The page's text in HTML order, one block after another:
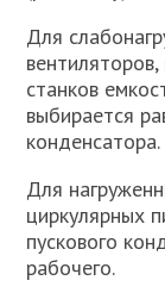
Для
станков
выбирается
конденсатора.
Для
циркулярных
пускового
рабочего.